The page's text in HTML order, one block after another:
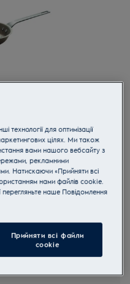
попередження щодо
ЄС 2023/988
для оптимізації
цілях. Ми також
вами нашого вебсайту з
рекламними
Натискаючи «Прийняти всі
нами файлів cookie.
наше Пoвідомлення
Прийняти всі файли
сookie